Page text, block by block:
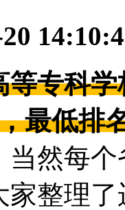
专科
最低排
当然每
家整理